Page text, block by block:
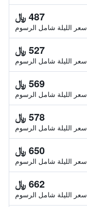
487 ﷼
سعر الليلة شامل الرسوم
527 ﷼
سعر الليلة شامل الرسوم
569 ﷼
سعر الليلة شامل الرسوم
578 ﷼
سعر الليلة شامل الرسوم
650 ﷼
سعر الليلة شامل الرسوم
662 ﷼
سعر الليلة شامل الرسوم